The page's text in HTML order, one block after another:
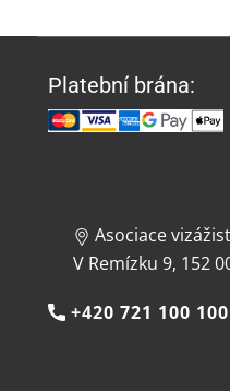
Platební brána:
Asociace
V Remízku 9, 152
+420 721 100 100